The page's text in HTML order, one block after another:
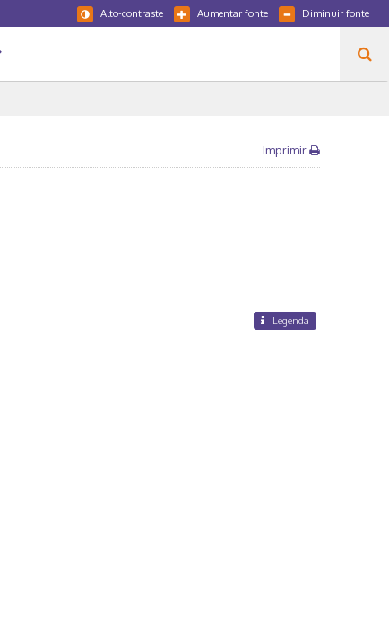
Diminuir fonte
Aumentar fonte
Alto-contraste
Imprimir
Legenda